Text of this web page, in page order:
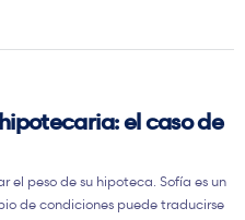
el caso de
el peso de su hipoteca. Sofía es un
de condiciones puede traducirse